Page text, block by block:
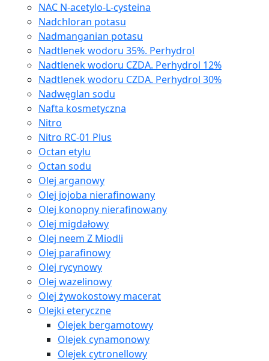
NAC N-acetylo-L-cysteina
Nadchloran potasu
Nadmanganian potasu
Nadtlenek wodoru 35%. Perhydrol
Nadtlenek wodoru CZDA. Perhydrol 12%
Nadtlenek wodoru CZDA. Perhydrol 30%
Nadwęglan sodu
Nafta kosmetyczna
Nitro
Nitro RC-01 Plus
Octan etylu
Octan sodu
Olej arganowy
Olej jojoba nierafinowany
Olej konopny nierafinowany
Olej migdałowy
Olej neem Z Miodli
Olej parafinowy
Olej rycynowy
Olej wazelinowy
Olej żywokostowy macerat
Olejki eteryczne
Olejek bergamotowy
Olejek cynamonowy
Olejek cytronellowy